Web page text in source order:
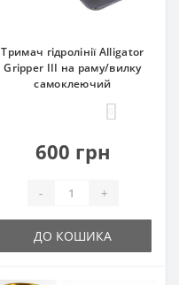
Тримач гідролінії Alligator
Gripper III на раму/вилку
самоклеючий
600 грн
- +
ДО КОШИКА